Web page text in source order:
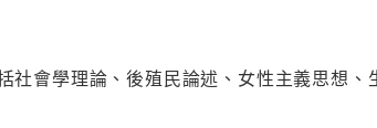
會學理論、後殖民論述、女性主義思想